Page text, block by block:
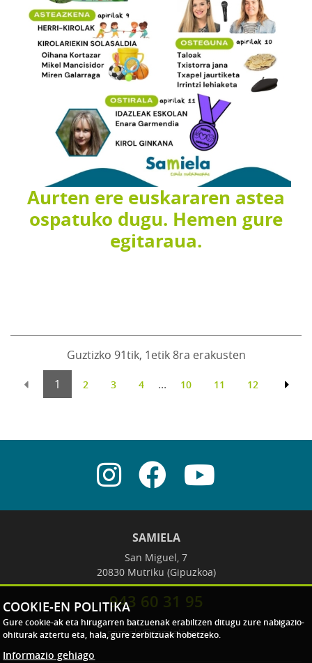
Aurten ere euskararen astea
ospatuko dugu. Hemen gure
egitaraua.
Guztizko 91tik, 1etik 8ra erakusten
1
2 3 4 ... 10 11 12
SAMIELA
San Miguel, 7
20830 Mutriku (Gipuzkoa)
943 60 31 95
samiela@samiela.eus
COOKIE-EN POLITIKA
Gure cookie-ak eta hirugarren batzuenak erabiltzen ditugu zure nabigazio-
ohiturak aztertu eta, hala, gure zerbitzuak hobetzeko.
Informazio gehiago